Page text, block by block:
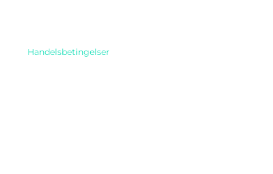
Handelsbetingelser